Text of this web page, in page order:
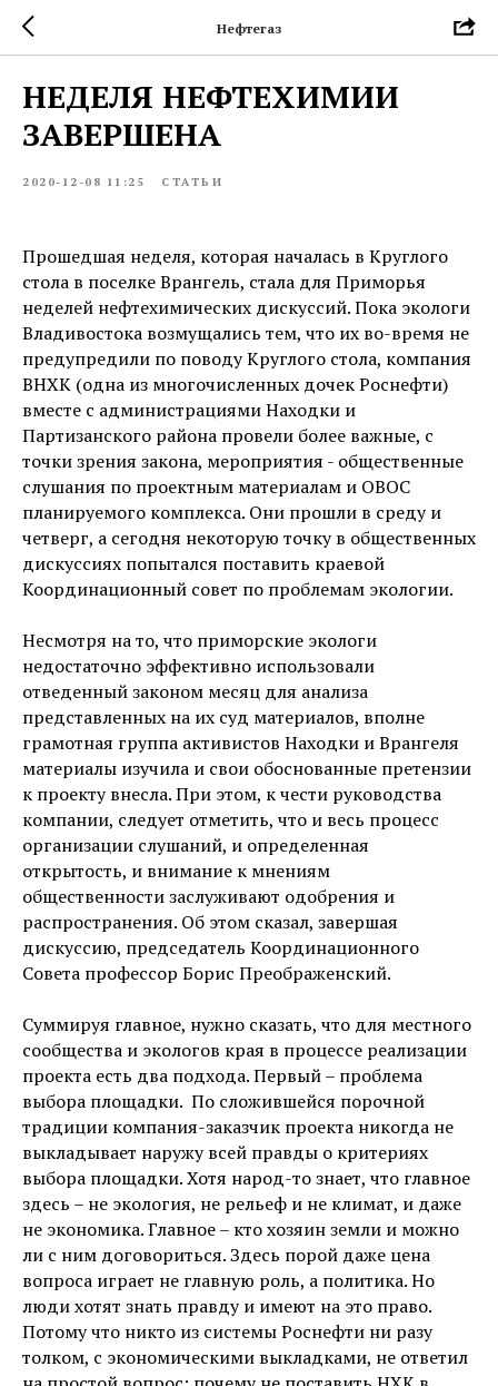
Нефтегаз
НЕДЕЛЯ НЕФТЕХИМИИ
ЗАВЕРШЕНА
2020-12-08 11:25 СТАТЬИ
Прошедшая неделя, которая началась в Круглого
стола в поселке Врангель, стала для Приморья
неделей нефтехимических дискуссий. Пока экологи
Владивостока возмущались тем, что их во-время не
предупредили по поводу Круглого стола, компания
ВНХК (одна из многочисленных дочек Роснефти)
вместе с администрациями Находки и
Партизанского района провели более важные, с
точки зрения закона, мероприятия - общественные
слушания по проектным материалам и ОВОС
планируемого комплекса. Они прошли в среду и
четверг, а сегодня некоторую точку в общественных
дискуссиях попытался поставить краевой
Координационный совет по проблемам экологии.
Несмотря на то, что приморские экологи
недостаточно эффективно использовали
отведенный законом месяц для анализа
представленных на их суд материалов, вполне
грамотная группа активистов Находки и Врангеля
материалы изучила и свои обоснованные претензии
к проекту внесла. При этом, к чести руководства
компании, следует отметить, что и весь процесс
организации слушаний, и определенная
открытость, и внимание к мнениям
общественности заслуживают одобрения и
распространения. Об этом сказал, завершая
дискуссию, председатель Координационного
Совета профессор Борис Преображенский.
Суммируя главное, нужно сказать, что для местного
сообщества и экологов края в процессе реализации
проекта есть два подхода. Первый – проблема
выбора площадки. По сложившейся порочной
традиции компания-заказчик проекта никогда не
выкладывает наружу всей правды о критериях
выбора площадки. Хотя народ-то знает, что главное
здесь – не экология, не рельеф и не климат, и даже
не экономика. Главное – кто хозяин земли и можно
ли с ним договориться. Здесь порой даже цена
вопроса играет не главную роль, а политика. Но
люди хотят знать правду и имеют на это право.
Потому что никто из системы Роснефти ни разу
толком, с экономическими выкладками, не ответил